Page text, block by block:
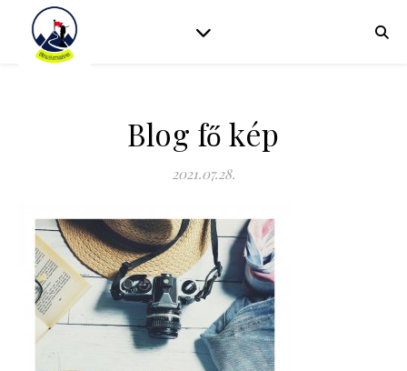
Blog fő kép
2021.07.28.